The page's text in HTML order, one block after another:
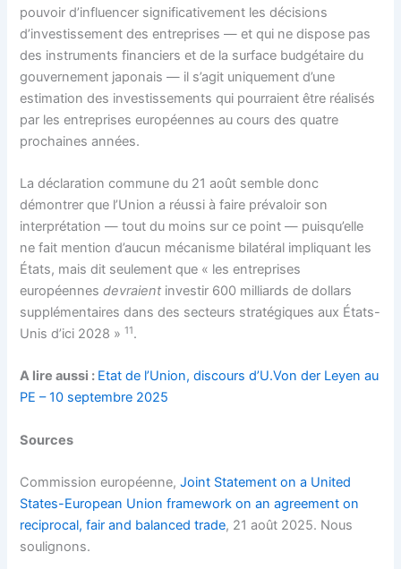
pouvoir d’influencer significativement les décisions
d’investissement des entreprises — et qui ne dispose pas
des instruments financiers et de la surface budgétaire du
gouvernement japonais — il s’agit uniquement d’une
estimation des investissements qui pourraient être réalisés
par les entreprises européennes au cours des quatre
prochaines années.
La déclaration commune du 21 août semble donc
démontrer que l’Union a réussi à faire prévaloir son
interprétation — tout du moins sur ce point — puisqu’elle
ne fait mention d’aucun mécanisme bilatéral impliquant les
États, mais dit seulement que « les entreprises
européennesdevraient investir 600 milliards de dollars
supplémentaires dans des secteurs stratégiques aux États-
Unis d’ici 2028 »11.
A lire aussi : Etat de l’Union, discours d’U.Von der Leyen au
PE – 10 septembre 2025
Sources
Commission européenne,Joint Statement on a United
States-European Union framework on an agreement on
reciprocal, fair and balanced trade, 21 août 2025. Nous
soulignons.